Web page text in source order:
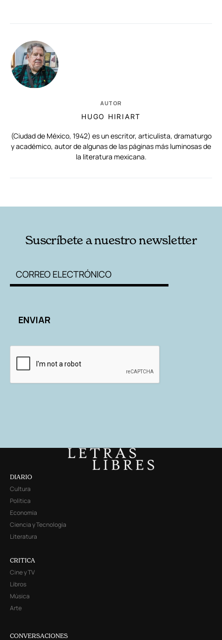
AUTOR
HUGO HIRIART
(Ciudad de México, 1942) es un escritor, articulista, dramaturgo
y académico, autor de algunas de las páginas más luminosas de
la literatura mexicana.
Suscríbete a nuestro newsletter
DIARIO
Cultura
Política
Economía
Ciencia y Tecnología
Literatura
CRITICA
Cine y TV
Libros
Música
Arte
CONVERSACIONES